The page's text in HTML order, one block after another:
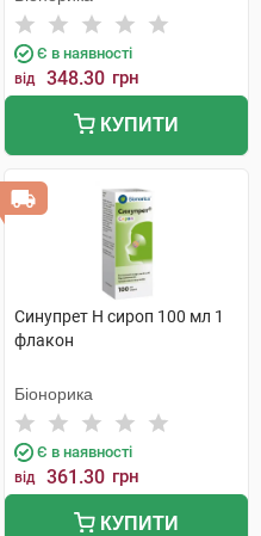
Є в наявності
від 348.30 грн
КУПИТИ
Синупрет Н сироп 100 мл 1
флакон
Біонорика
Є в наявності
від 361.30 грн
КУПИТИ